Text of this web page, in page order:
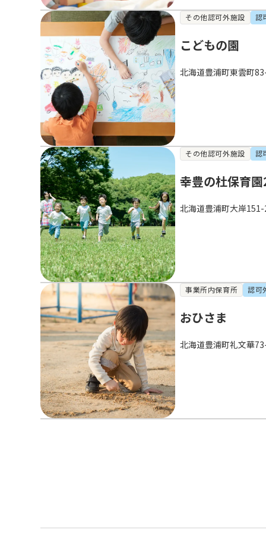
その他認可外施設 認
こどもの園
北海道豊浦町東雲町
その他認可外施設 認
幸豊の杜保育
北海道豊浦町大岸151-
事業所内保育所 認可
おひさま
北海道豊浦町礼文華